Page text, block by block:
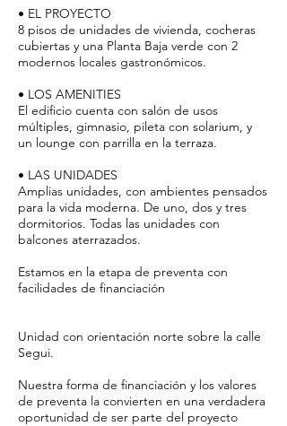
• EL PROYECTO
8 pisos de unidades de vivienda, cocheras
cubiertas y una Planta Baja verde con 2
modernos locales gastronómicos.
• LOS AMENITIES
El edificio cuenta con salón de usos
múltiples, gimnasio, pileta con solarium, y
un lounge con parrilla en la terraza.
• LAS UNIDADES
Amplias unidades, con ambientes pensados
para la vida moderna. De uno, dos y tres
dormitorios. Todas las unidades con
balcones aterrazados.
Estamos en la etapa de preventa con
facilidades de financiación
Unidad con orientación norte sobre la calle
Segui.
Nuestra forma de financiación y los valores
de preventa la convierten en una verdadera
oportunidad de ser parte del proyecto